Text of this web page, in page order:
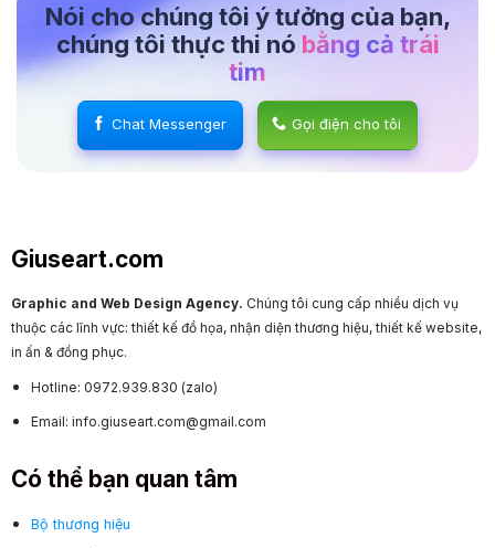
Nói cho chúng tôi ý tưởng của bạn,
chúng tôi thực thi nó bằng cả trái
tim
Chat Messenger Gọi điện cho tôi
Giuseart.com
Graphic and Web Design Agency. Chúng tôi cung cấp nhiều dịch vụ
thuộc các lĩnh vực: thiết kế đồ họa, nhận diện thương hiệu, thiết kế website,
in ấn & đồng phục.
Hotline: 0972.939.830 (zalo)
Email: info.giuseart.com@gmail.com
Có thể bạn quan tâm
Bộ thương hiệu